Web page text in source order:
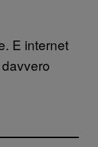
E internet